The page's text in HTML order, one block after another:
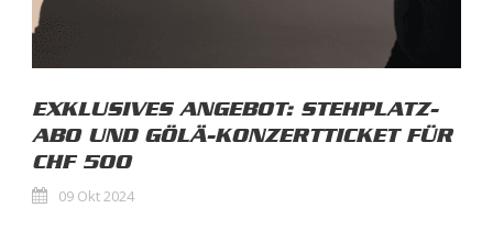
EXKLUSIVES ANGEBOT: STEHPLATZ-
ABO UND GÖLÄ-KONZERTTICKET FÜR
CHF 500
09 Okt 2024